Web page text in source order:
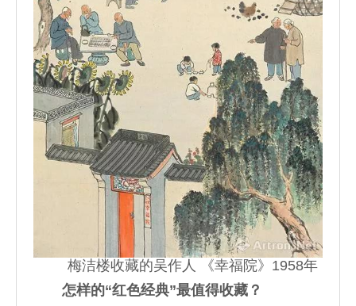
梅洁楼收藏的吴作人 《幸福院》1958年
怎样的“红色经典”最值得收藏？